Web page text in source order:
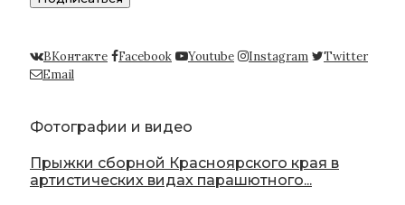
ВКонтакте Facebook Youtube Instagram
Twitter
Email
Фотографии и видео
Прыжки сборной Красноярского края в
артистических видах парашютного...